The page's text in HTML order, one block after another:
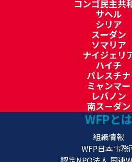
コンゴ民主共
サヘル
シリア
スーダン
ソマリア
ナイジェリ
ハイチ
パレスチナ
ミャンマー
レバノン
南スーダン
WFPとは
組織情報
WFP日本事務